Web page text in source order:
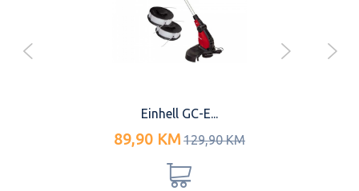
Einhell GC-E...
89,90 KM 129,90 KM